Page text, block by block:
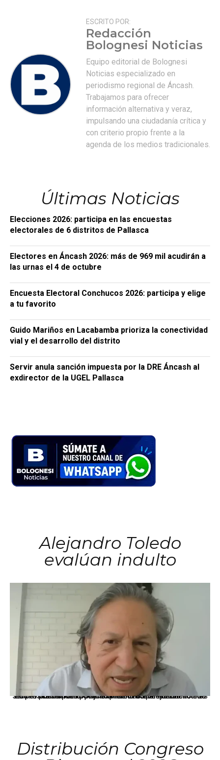
ESCRITO POR:
Redacción
Bolognesi Noticias
Equipo editorial de Bolognesi
Noticias especializado en
periodismo regional de Áncash.
Trabajamos para ofrecer
información alternativa y veraz,
impulsando una ciudadanía crítica y
con criterio propio frente a la
agenda de los medios tradicionales.
Últimas Noticias
Elecciones 2026: participa en las encuestas
electorales de 6 distritos de Pallasca
Electores en Áncash 2026: más de 969 mil acudirán a
las urnas el 4 de octubre
Encuesta Electoral Conchucos 2026: participa y elige
a tu favorito
Guido Mariños en Lacabamba prioriza la conectividad
vial y el desarrollo del distrito
Servir anula sanción impuesta por la DRE Áncash al
exdirector de la UGEL Pallasca
Alejandro Toledo
evalúan indulto
La presidenta Keiko Fujimori informó que la solicitud de indulto presentada por el expresidente Alejandro Toledo será evaluada por la Comisión de Gracias Presidenciales conforme al procedimiento establecido.
Distribución Congreso